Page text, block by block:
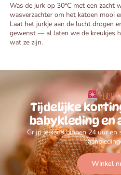
Was de jurk op 30°C met een zacht
wasverzachter om het katoen mooi
Laat het jurkje aan de lucht drogen
gewenst — al laten we de kreukjes
wat ze zijn.
Flash
Tijdelijke
babykleding en
Grijp je kans binnen 24 uur en
Winkel